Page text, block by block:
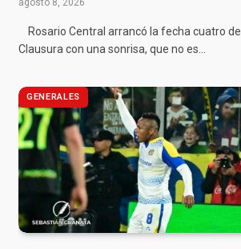
Rosario Central arrancó la fecha cuatro del
Clausura con una sonrisa, que no es…
GENERALES